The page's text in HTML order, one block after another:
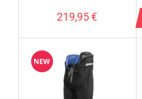
219,95€